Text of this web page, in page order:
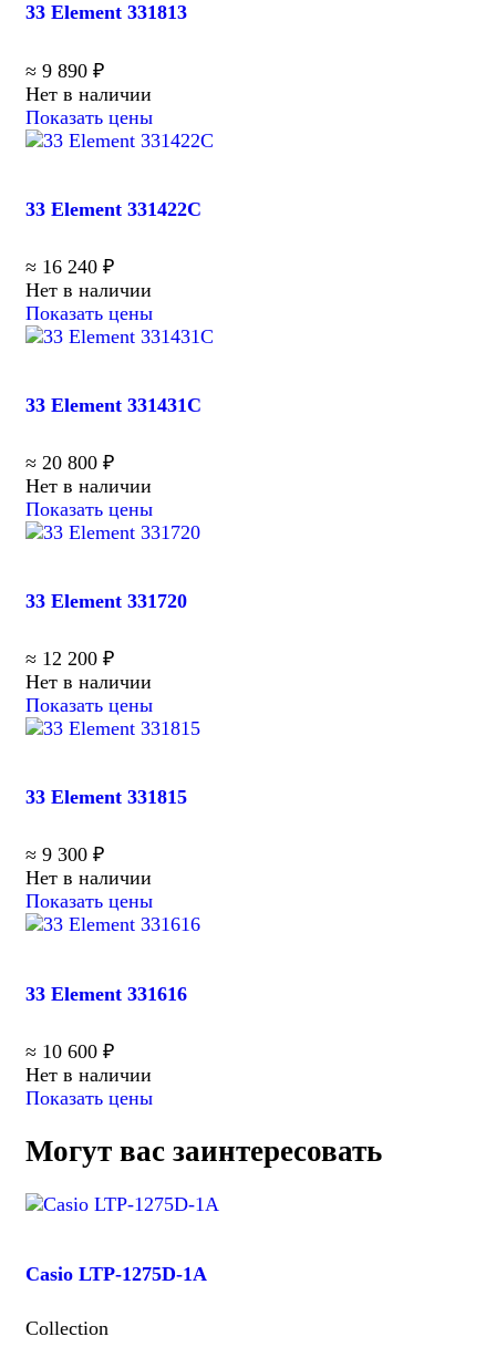
33 Element 331813
≈ 9 890 ₽
Нет в наличии
Показать цены
33 Element 331422C
≈ 16 240 ₽
Нет в наличии
Показать цены
33 Element 331431C
≈ 20 800 ₽
Нет в наличии
Показать цены
33 Element 331720
≈ 12 200 ₽
Нет в наличии
Показать цены
33 Element 331815
≈ 9 300 ₽
Нет в наличии
Показать цены
33 Element 331616
≈ 10 600 ₽
Нет в наличии
Показать цены
Могут вас заинтересовать
Casio LTP-1275D-1A
Collection